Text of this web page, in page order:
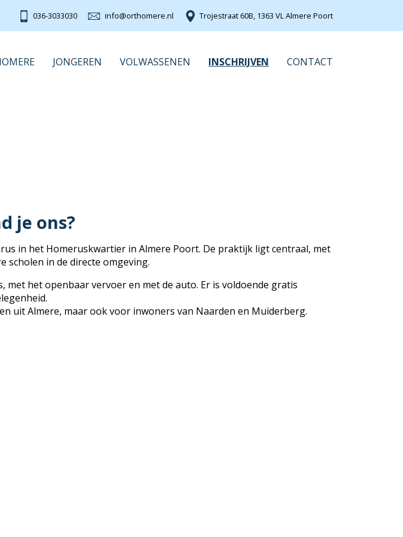
036-3033030 info@orthomere.nl Trojestraat 60B, 1363 VL Almere Poort
JONGEREN VOLWASSENEN INSCHRIJVEN CONTACT
je ons?
in het Homeruskwartier in Almere Poort. De praktijk ligt centraal, met
scholen in de directe omgeving.
het openbaar vervoer en met de auto. Er is voldoende gratis
uit Almere, maar ook voor inwoners van Naarden en Muiderberg.